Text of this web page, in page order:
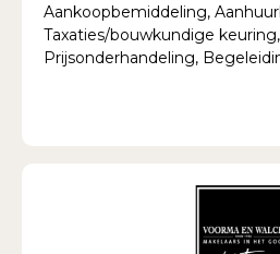
Aankoopbemiddeling,
Taxaties/bouwkundige
Prijsonderhandeling,